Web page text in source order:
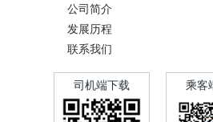
公司简介
发展历程
联系我们
司机端下载 乘客